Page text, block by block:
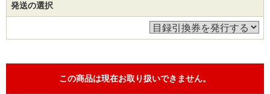
発送の選択
この商品は現在お取り扱いできません。